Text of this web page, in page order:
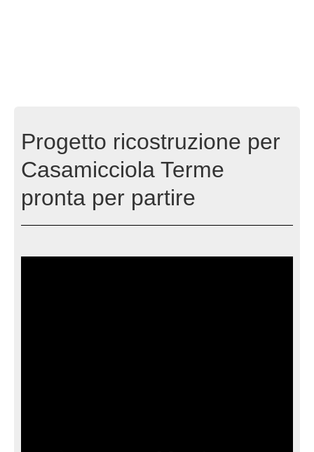
Progetto ricostruzione per
Casamicciola Terme
pronta per partire